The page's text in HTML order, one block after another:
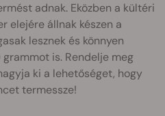
adnak. Eközben a kültéri
elejére állnak készen a
lesznek és könnyen
is. Rendelje meg
ki a lehetőséget, hogy
termessze!